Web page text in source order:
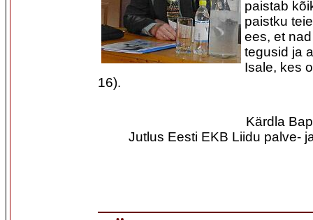
paistab
paistku
ees, et
tegusid ja
Isale, kes
16).
Kärdla
Jutlus Eesti EKB Liidu palve-